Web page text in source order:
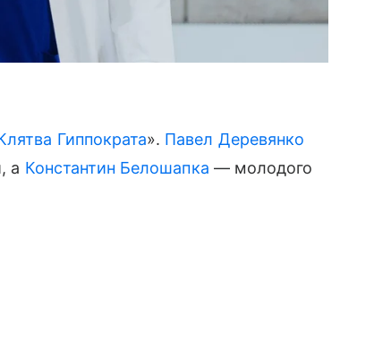
Гиппократа». Павел Деревянко
а Константин Белошапка — молодого